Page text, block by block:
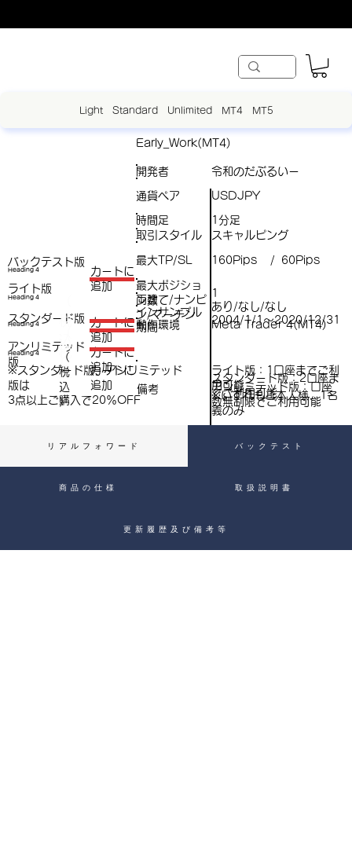
Light Standard Unlimited MT4 MT5
バックテスト版
スタンダード版
アンリミテッド
版
Early_Work(MT4)
開発者 令和のだぶるいー
最大ポジショ
ン数
1
Heading 4
​カートに
追加
税
込
）
Heading 4
​カートに
追加
Heading 4
税
込
）
​カートに
追加
Heading 4
（
税
込
）
​カートに
追加
ライト版
USDJPY
通貨ペア
取引スタイル スキャルピング
最大TP/SL 160Pips / 60Pips
両建て/ナンピ
ン/マーチン
あり/なし/なし
インサンプル
期間
2004/1/1～2020/12/31
動作環境 Meta Trader 4(MT4)
時間足 1分足
備考
ライト版：1口座までご利
用可能
スタンダード版：2口座ま
でご利用可能
アンリミテッド版：口座
数無制限でご利用可能
※いずれもご本人様、1名
義のみ
※スタンダード版、アンリミテッド
版は
3点以上ご購入で​20％OFF
リアルフォワード バックテスト
商品の仕様 取扱説明書
更新履歴及び備考等